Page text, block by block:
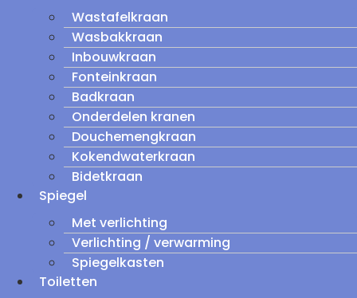
Wastafelkraan
Wasbakkraan
Inbouwkraan
Fonteinkraan
Badkraan
Onderdelen kranen
Douchemengkraan
Kokendwaterkraan
Bidetkraan
Spiegel
Met verlichting
Verlichting / verwarming
Spiegelkasten
Toiletten